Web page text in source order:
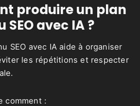
produire un plan
avec IA ?
SEO avec IA aide à organiser
les répétitions et respecter
comment :